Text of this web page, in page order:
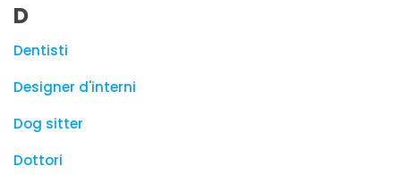
D
Dentisti
Designer d'interni
Dog sitter
Dottori